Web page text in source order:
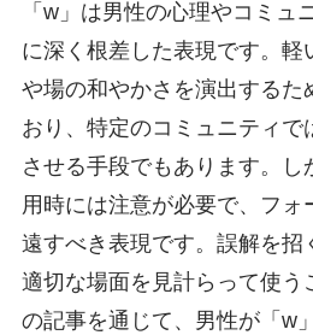
「w」は男性の心理やコミュ
に深く根差した表現です。軽
や場の和やかさを演出するた
おり、特定のコミュニティで
させる手段でもあります。し
用時には注意が必要で、フォ
遠すべき表現です。誤解を招
適切な場面を見計らって使う
の記事を通じて、男性が「w